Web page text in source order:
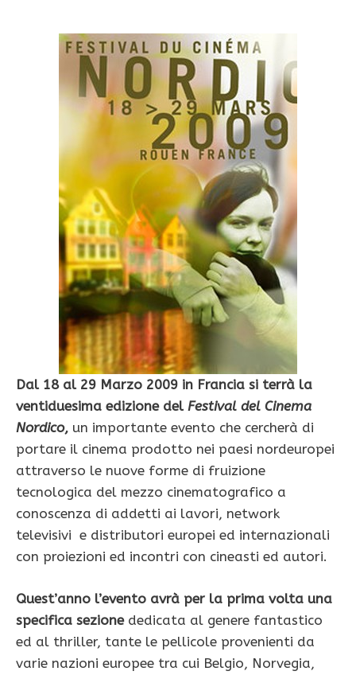
Dal 18 al 29 Marzo 2009 in Francia si terrà la
ventiduesima edizione del Festival del Cinema
Nordico, un importante evento che cercherà di
portare il cinema prodotto nei paesi nordeuropei
attraverso le nuove forme di fruizione
tecnologica del mezzo cinematografico a
conoscenza di addetti ai lavori, network
televisivi e distributori europei ed internazionali
con proiezioni ed incontri con cineasti ed autori.
Quest’anno l’evento avrà per la prima volta una
specifica sezionededicata al genere fantastico
ed al thriller, tante le pellicole provenienti da
varie nazioni europee tra cui Belgio, Norvegia,